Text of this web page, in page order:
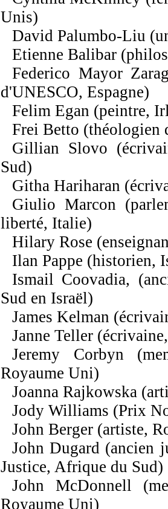
Unis)
DavidPalumbo-Liu
EtienneBalibar
Federico Mayor
d'UNESCO, Espagne)
Felim Egan (peintre,
FreiBetto (théologien
Gillian Slovo
Sud)
Githa Hariharan
GiulioMarcon
liberté, Italie)
Hilary Rose
IlanPappe (historien,
Ismail Coovadia,
Sud en Israël)
JamesKelman
Janne Teller
Jeremy Corbyn
Royaume Uni)
JoannaRajkowska
Jody Williams (Prix
John Berger (artiste,
JohnDugard (ancien
Justice, Afrique du Sud)
John McDonnell
Royaume Uni)